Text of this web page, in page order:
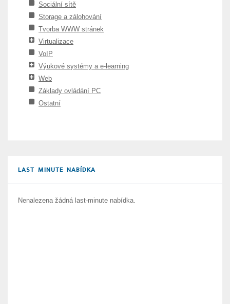
Sociální sítě
Storage a zálohování
Tvorba WWW stránek
Virtualizace
VoIP
Výukové systémy a e-learning
Web
Základy ovládání PC
Ostatní
LAST MINUTE NABÍDKA
Nenalezena žádná last-minute nabídka.